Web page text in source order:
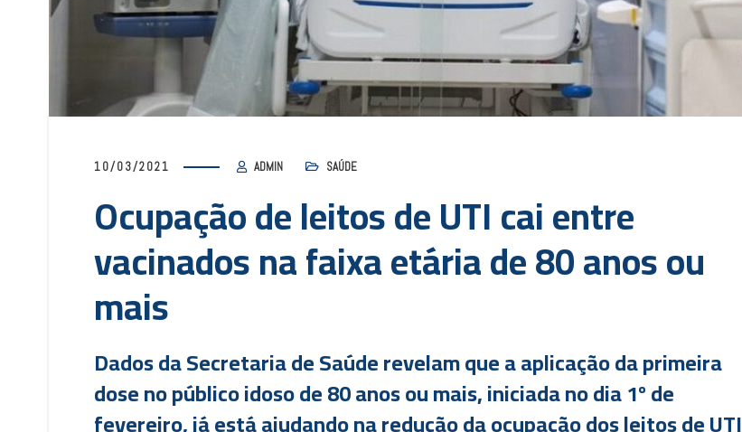
10/03/2021 ADMIN SAÚDE
Ocupação de leitos de UTI cai entre
vacinados na faixa etária de 80 anos ou
mais
Dados da Secretaria de Saúde revelam que a aplicação da primeira
dose no público idoso de 80 anos ou mais, iniciada no dia 1º de